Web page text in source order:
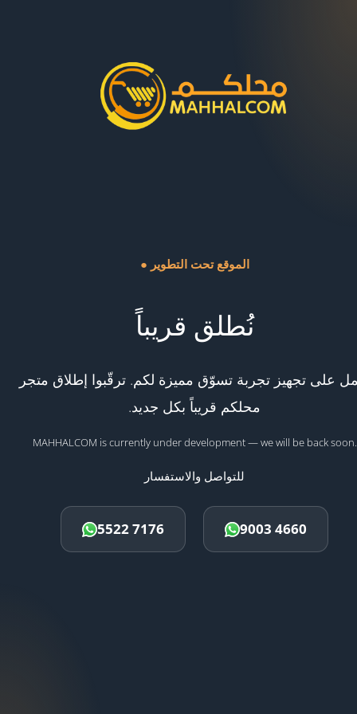
● الموقع تحت التطوير
نُطلق قريباً
على تجهيز تجربة تسوّق مميزة لكم. ترقّبوا إطلاق متجر
محلكم قريباً بكل جديد.
MAHHALCOM is currently under development — we will be back soon.
للتواصل والاستفسار
5522 7176 9003 4660